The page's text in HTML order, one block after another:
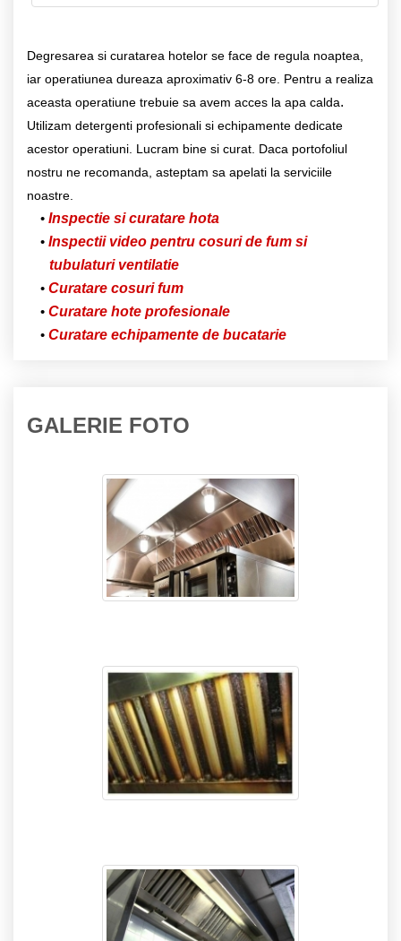
Degresarea si curatarea hotelor se face de regula noaptea,
iar operatiunea dureaza aproximativ 6-8 ore. Pentru a realiza
aceasta operatiune trebuie sa avem acces la apa calda.
Utilizam detergenti profesionali si echipamente dedicate
acestor operatiuni. Lucram bine si curat. Daca portofoliul
nostru ne recomanda, asteptam sa apelati la serviciile
noastre.
Inspectie si curatare hota
Inspectii video pentru cosuri de fum si
tubulaturi ventilatie
Curatare cosuri fum
Curatare hote profesionale
Curatare echipamente de bucatarie
GALERIE FOTO